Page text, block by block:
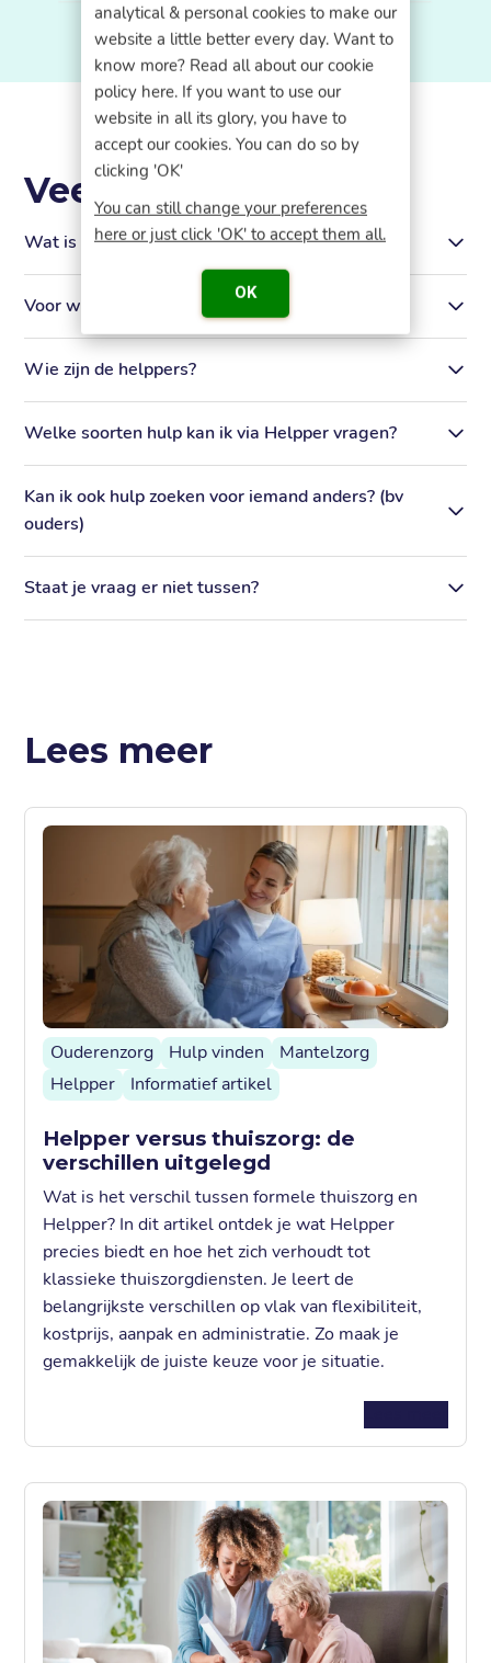
analytical & personal cookies to make our
website a little better every day. Want to
know more? Read all about our cookie
policy here. If you want to use our
website in all its glory, you have to
accept our cookies. You can do so by
clicking 'OK'
You can still change your preferences
here or just click 'OK' to accept them all.
OK
Veelgestelde vragen
Wat is Helpper?
Voor wie is Helpper bedoeld?
Wie zijn de helppers?
Welke soorten hulp kan ik via Helpper vragen?
Kan ik ook hulp zoeken voor iemand anders? (bv
ouders)
Staat je vraag er niet tussen?
Lees meer
Ouderenzorg Hulp vinden
Mantelzorg
Helpper
Informatief artikel
Helpper versus thuiszorg: de
verschillen uitgelegd
Wat is het verschil tussen formele thuiszorg en
Helpper? In dit artikel ontdek je wat Helpper
precies biedt en hoe het zich verhoudt tot
klassieke thuiszorgdiensten. Je leert de
belangrijkste verschillen op vlak van flexibiliteit,
kostprijs, aanpak en administratie. Zo maak je
gemakkelijk de juiste keuze voor je situatie.